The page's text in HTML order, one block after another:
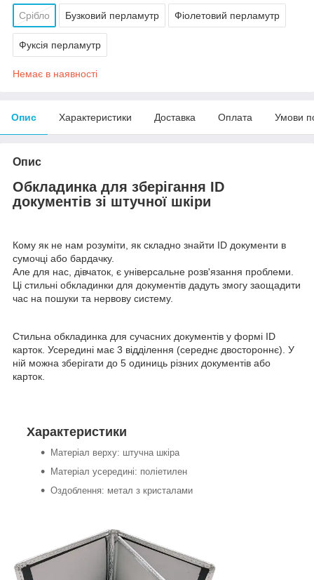
Срібло Бузковий перламутр Фіолетовий перламутр
Фуксія перламутр
Немає в наявності
Опис Характеристики Доставка Оплата Умови
Опис
Обкладинка для зберігання ID
документів зі штучної шкіри
Кому як не нам розуміти, як складно знайти ID документи в
сумочці або бардачку.
Але для нас, дівчаток, є універсальне розв'язання проблеми.
Ці стильні обкладинки для документів дадуть змогу заощадити
час на пошуки та нервову систему.
Стильна обкладинка для сучасних документів у формі ID
карток. Усередині має 3 відділення (середнє двостороннє). У
ній можна зберігати до 5 одиниць різних документів або
карток.
Характеристики
Матеріал верху: штучна шкіра
Матеріал усередині: поліетилен
Оздоблення: метал з кристалами